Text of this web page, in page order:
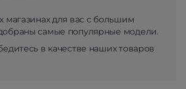
магазинах для вас с большим
самые популярные модели.
в качестве наших товаров